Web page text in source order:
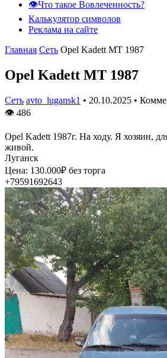
👁️Что такое Вовлеченность?
Калькулятор символов
Реклама на сайте
Главная Сеть Opel Kadett МТ 1987
Opel Kadett МТ 1987
Сеть avto_lugansk1 • 20.10.2025 •
👁 486
Opel Kadett 1987г. На ходу. Я хозяин,
живой.
Луганск
Цена: 130.000₽ без торга
+79591692643